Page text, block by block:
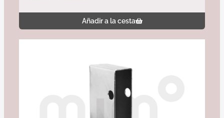
Añadir a la cesta